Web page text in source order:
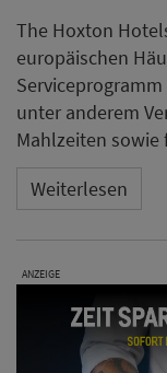
The Hoxton
europäischen
unter anderem
Mahlzeiten
Weiterlesen
ANZEIGE